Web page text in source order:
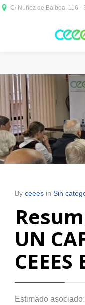
C/ Núñez de Balboa, 116 -
By ceees in Sin
UN
Estimado asociado: